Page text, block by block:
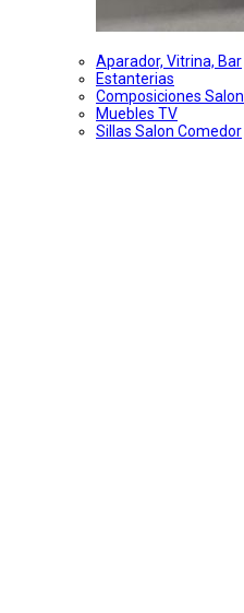
Aparador, Vitrina, Bar
Estanterias
Composiciones Salon
Muebles TV
Sillas Salon Comedor